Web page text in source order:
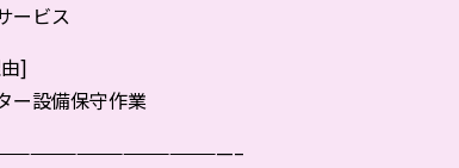
ービス
]
ー設備保守作業